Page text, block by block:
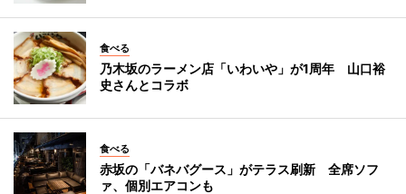
食べる
乃木坂のラーメン店「いわいや」が1周年 山口裕
史さんとコラボ
食べる
赤坂の「バネバグース」がテラス刷新 全席ソフ
ァ、個別エアコンも